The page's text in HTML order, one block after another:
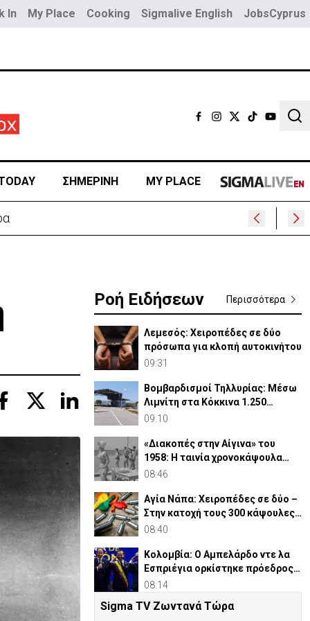
In My Place Cooking Sigmalive English JobsCyprus
ΣΗΜΕΡΙΝΗ MY PLACE
Ροή Ειδήσεων Περισσότερα
Λεμεσός: Χειροπέδες σε δύο
πρόσωπα για κλοπή αυτοκινήτου
09:31
Βομβαρδισμοί Τηλλυρίας: Μέσω
Λιμνίτη στα Κόκκινα 1.250
Τουρκοκύπριοι
09:10
«Διακοπές στην Αίγινα» του
1958: Η ταινία χρονοκάψουλα
μιας Ελλάδας που χάθηκε
08:46
Αγία Νάπα: Χειροπέδες σε δύο –
Στην κατοχή τους 300 κάψουλες
«laughing gas»
08:40
Κολομβία: Ο Αμπελάρδο ντε λα
Εσπριέγια ορκίστηκε πρόεδρος
της χώρας
08:14
Τηλλυρία: 62 χρόνια από τους
Sigma TV Ζωντανά Τώρα